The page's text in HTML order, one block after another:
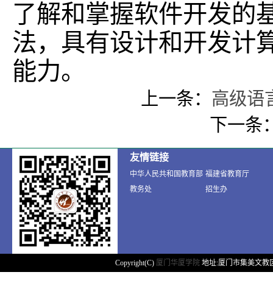
了解和掌握软件开发的
法，具有设计和开发计
能力。
上一条： 高级语
下一条
友情链接
中华人民共和国教育部 福建省教育厅
教务处
招生办
Copyright(C) 厦门华厦学院 地址:厦门市集美文教